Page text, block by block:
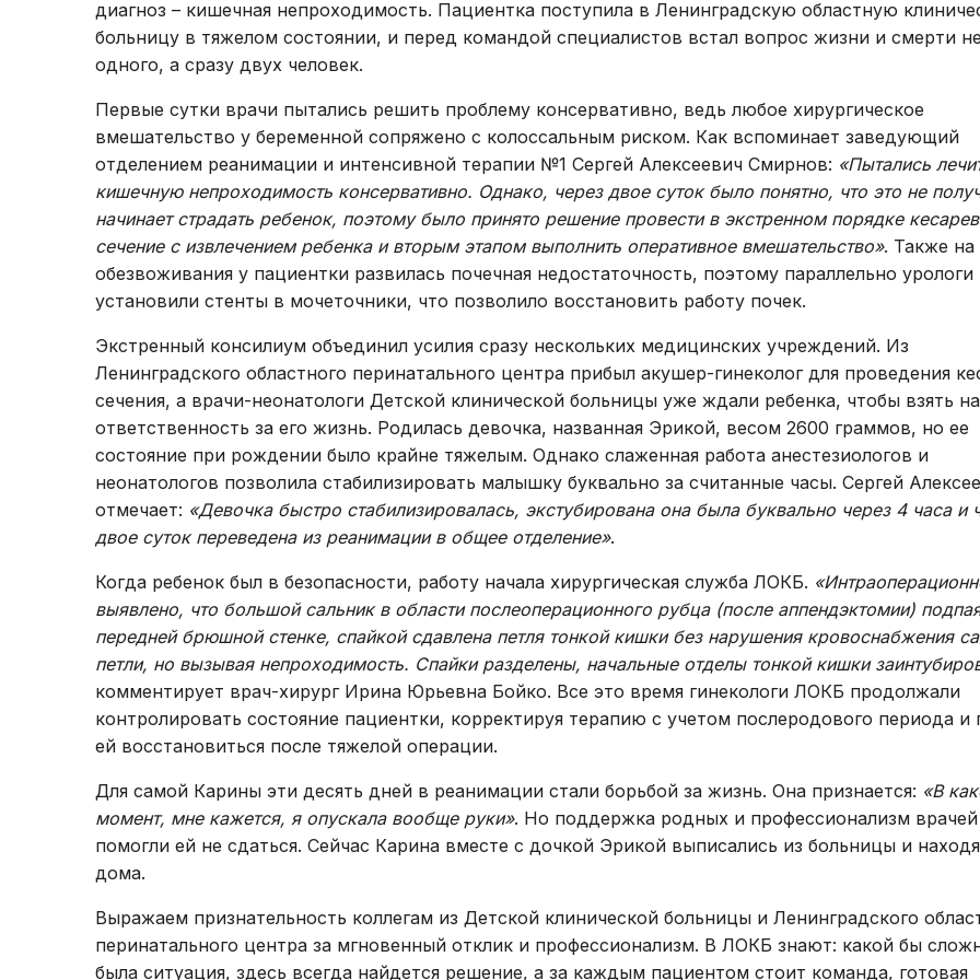
здоровье. Максимум»
(женский)
Мужской»
Чекап «Онкориски.
Женский»
исследования и
манипуляции
услуги
Функциональная
диагностика
Лучевая диагностика
Эндоскопическая
диагностика
Лабораторная
диагностика
Операции хирургические
Операции
рентгенохирургические
Операции
эндоскопические
Лечебная физкультура
Массаж,
рефлексотерапия,
мануальная терапия,
тейпирование
Радиотерапия
Стерилизация
Кровь и плазма
Правила
пациентов
гарантиях
оказания
помощи
Страхование
Оформление
налогового
Информация о
беременности
Информация
Правила
распорядка
здоровья
медицинская
Права
получение
обеспечения
диагноз – кишечная непроходимость. Пациентка поступила в Ленинградскую областную
больницу в тяжелом состоянии, и перед командой специалистов встал вопрос жизни и смерти не
одного, а сразу двух человек.
Первые сутки врачи пытались решить проблему консервативно, ведь любое хирургическое
вмешательство у беременной сопряжено с колоссальным риском. Как вспоминает заведующий
отделением реанимации и интенсивной терапии №1 Сергей Алексеевич Смирнов: «Пытались
кишечную непроходимость консервативно. Однако, через двое суток было понятно, что это не
начинает страдать ребенок, поэтому было принято решение провести в экстренном порядке
сечение с извлечением ребенка и вторым этапом выполнить оперативное вмешательство». Также на
обезвоживания у пациентки развилась почечная недостаточность, поэтому параллельно урологи
установили стенты в мочеточники, что позволило восстановить работу почек.
Экстренный консилиум объединил усилия сразу нескольких медицинских учреждений. Из
Ленинградского областного перинатального центра прибыл акушер-гинеколог для проведения
сечения, а врачи-неонатологи Детской клинической больницы уже ждали ребенка, чтобы взять
ответственность за его жизнь. Родилась девочка, названная Эрикой, весом 2600 граммов, но ее
состояние при рождении было крайне тяжелым. Однако слаженная работа анестезиологов и
неонатологов позволила стабилизировать малышку буквально за считанные часы. Сергей
отмечает: «Девочка быстро стабилизировалась, экстубирована она была буквально через 4 часа и
двое суток переведена из реанимации в общее отделение».
Когда ребенок был в безопасности, работу начала хирургическая служба ЛОКБ.
выявлено, что большой сальник в области послеоперационного рубца (после аппендэктомии)
передней брюшной стенке, спайкой сдавлена петля тонкой кишки без нарушения кровоснабжения
петли, но вызывая непроходимость. Спайки разделены, начальные отделы тонкой кишки
комментирует врач-хирург Ирина Юрьевна Бойко. Все это время гинекологи ЛОКБ продолжали
контролировать состояние пациентки, корректируя терапию с учетом послеродового периода и
ей восстановиться после тяжелой операции.
Для самой Карины эти десять дней в реанимации стали борьбой за жизнь. Она признается: «В
момент, мне кажется, я опускала вообще руки». Но поддержка родных и профессионализм врачей
помогли ей не сдаться. Сейчас Карина вместе с дочкой Эрикой выписались из больницы и
дома.
Выражаем признательность коллегам из Детской клинической больницы и Ленинградского
перинатального центра за мгновенный отклик и профессионализм. В ЛОКБ знают: какой бы
была ситуация, здесь всегда найдется решение, а за каждым пациентом стоит команда, готовая